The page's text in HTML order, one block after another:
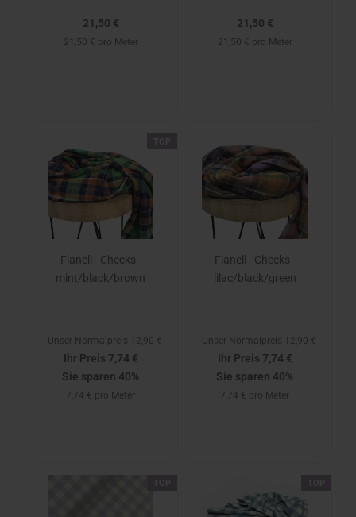
21,50 €
21,50 € pro Meter
21,50 €
21,50 € pro Meter
Flanell - Checks -
mint/black/brown
Unser Normalpreis 12,90 €
Ihr Preis 7,74 €
Sie sparen 40%
7,74 € pro Meter
Flanell - Checks -
lilac/black/green
Unser Normalpreis 12,90 €
Ihr Preis 7,74 €
Sie sparen 40%
7,74 € pro Meter